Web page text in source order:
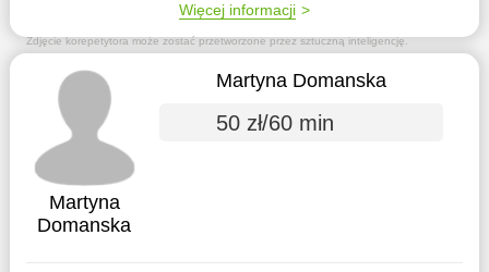
Zdjęcie korepetytora może zostać przetworzone przez sztuczną inteligencję.
Więcej informacji
Martyna
Domanska
Martyna Domanska
50 zł/60 min